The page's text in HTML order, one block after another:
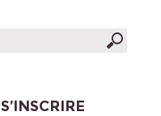
S’INSCRIRE